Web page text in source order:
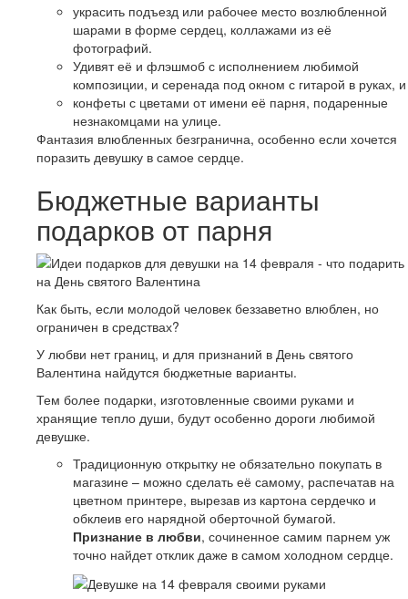
украсить подъезд или рабочее место возлюбленной
шарами в форме сердец, коллажами из её
фотографий.
Удивят её и флэшмоб с исполнением любимой
композиции, и серенада под окном с гитарой в руках, и
конфеты с цветами от имени её парня, подаренные
незнакомцами на улице.
Фантазия влюбленных безгранична, особенно если хочется
поразить девушку в самое сердце.
Бюджетные варианты
подарков от парня
Как быть, если молодой человек беззаветно влюблен, но
ограничен в средствах?
У любви нет границ, и для признаний в День святого
Валентина найдутся бюджетные варианты.
Тем более подарки, изготовленные своими руками и
хранящие тепло души, будут особенно дороги любимой
девушке.
Традиционную открытку не обязательно покупать в
магазине – можно сделать её самому, распечатав на
цветном принтере, вырезав из картона сердечко и
обклеив его нарядной оберточной бумагой.
Признание в любви, сочиненное самим парнем уж
точно найдет отклик даже в самом холодном сердце.